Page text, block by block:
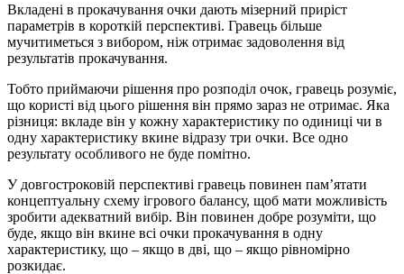
Вкладені в прокачування очки дають мізерний приріст
параметрів в короткій перспективі. Гравець більше
мучитиметься з вибором, ніж отримає задоволення від
результатів прокачування.
Тобто приймаючи рішення про розподіл очок, гравець розуміє,
що користі від цього рішення він прямо зараз не отримає. Яка
різниця: вкладе він у кожну характеристику по одиниці чи в
одну характеристику вкине відразу три очки. Все одно
результату особливого не буде помітно.
У довгостроковій перспективі гравець повинен пам’ятати
концептуальну схему ігрового балансу, щоб мати можливість
зробити адекватний вибір. Він повинен добре розуміти, що
буде, якщо він вкине всі очки прокачування в одну
характеристику, що – якщо в дві, що – якщо рівномірно
розкидає.